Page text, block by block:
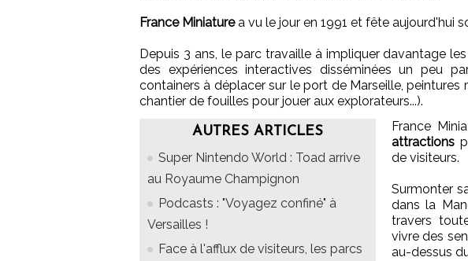
France Miniaturea vu le jour en 1991 et fête aujourd'hui
Depuis 3 ans, le parc travaille à impliquer davantage
des expériences interactives disséminées un peu
containers à déplacer sur le port de Marseille, peintures
chantier de fouilles pour jouer aux explorateurs...).
AUTRES ARTICLES
Super Nintendo World : Toad arrive
au Royaume Champignon
Podcasts : "Voyagez confiné" à
Versailles !
Face à l'afflux de visiteurs, les parcs
France
attractions
de visiteurs.
Surmonter
dans la
travers
vivre des
au-dessus